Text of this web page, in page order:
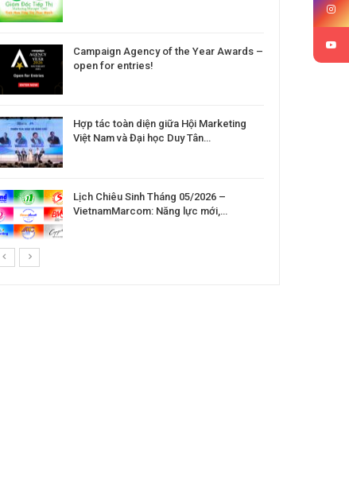
Campaign Agency of the Year Awards –
open for entries!
Hợp tác toàn diện giữa Hội Marketing
Việt Nam và Đại học Duy Tân…
Lịch Chiêu Sinh Tháng 05/2026 –
VietnamMarcom: Năng lực mới,…